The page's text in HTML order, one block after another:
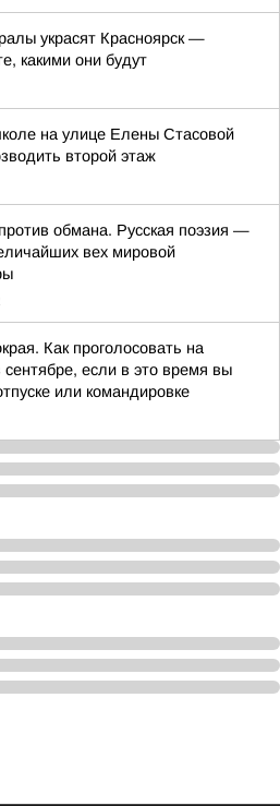
украсят Красноярск —
какими они будут
на улице Елены Стасовой
второй этаж
обмана. Русская поэзия —
вех мировой
Как проголосовать на
сентябре, если в это время вы
или командировке